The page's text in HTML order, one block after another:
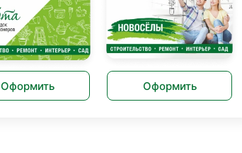
Оформить Оформить